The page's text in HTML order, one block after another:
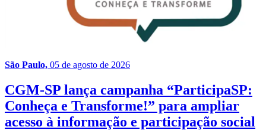
São Paulo, 05 de agosto de 2026
CGM-SP lança campanha “ParticipaSP:
Conheça e Transforme!” para ampliar
acesso à informação e participação social